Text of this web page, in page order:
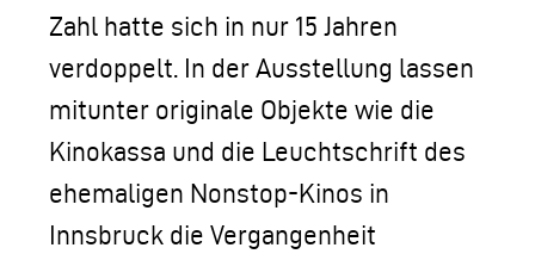
Zahl hatte sich in nur 15 Jahren
verdoppelt. In der Ausstellung lassen
mitunter originale Objekte wie die
Kinokassa und die Leuchtschrift des
ehemaligen Nonstop-Kinos in
Innsbruck die Vergangenheit